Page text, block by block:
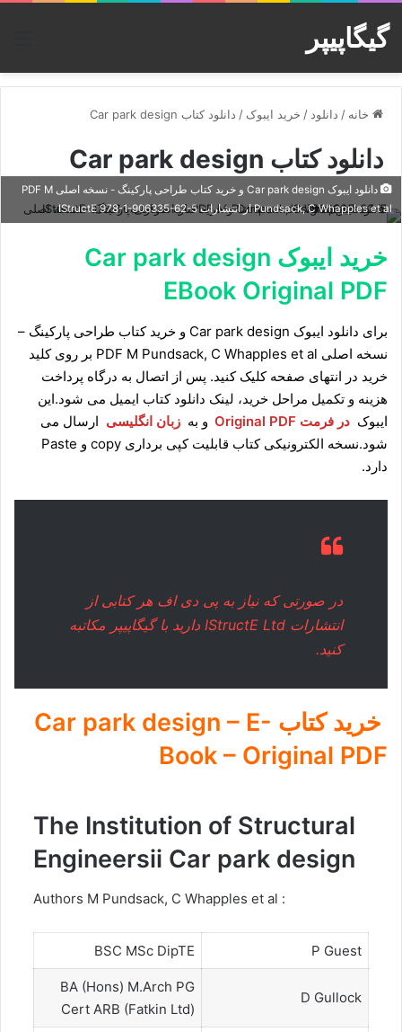
گیگاپیپر
خانه / دانلود / خرید ایبوک / دانلود کتاب Car park design
دانلود کتاب Car park design
دانلود ایبوک Car park design و خرید کتاب طراحی پارکینگ - نسخه اصلی PDF M
Pundsack, C Whapples et al از انتشارات IStructE 978-1-906335-62-5
خرید ایبوک Car park design
EBook Original PDF
برای دانلود ایبوک Car park design و خرید کتاب طراحی پارکینگ –
نسخه اصلی PDF M Pundsack, C Whapples et al بر روی کلید
خرید در انتهای صفحه کلیک کنید. پس از اتصال به درگاه پرداخت
هزینه و تکمیل مراحل خرید، لینک دانلود کتاب ایمیل می شود.این
ایبوک در فرمت Original PDF و به زبان انگلیسی ارسال می
شود.نسخه الکترونیکی کتاب قابلیت کپی برداری copy و Paste
دارد.
در صورتی که نیاز به پی دی اف هر کتابی از
انتشارات ‎ IStructE Ltdدارید با
گیگاپیپر مکاتبه
کنید.
خرید کتاب Car park design – E-
Book – Original PDF
The Institution of Structural
Engineersii Car park design
: Authors M Pundsack, C Whapples et al
P Guest
BSC MSc DipTE
D Gullock
BA (Hons) M.Arch PG
Cert ARB (Fatkin Ltd)